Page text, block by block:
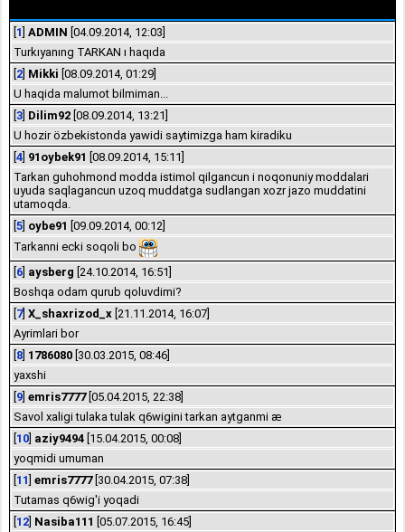
1 ADMIN [04.09.2014, 12:03]
Turkıyanıng TARKAN ı haqıda
2 Mikki [08.09.2014, 01:29]
U haqida malumot bilmiman...
3 Dilim92 [08.09.2014, 13:21]
U hozir özbekistonda yawidi saytimizga ham kiradiku
4 91oybek91 [08.09.2014, 15:11]
Tarkan guhohmond modda istimol qilgancun i noqonuniy moddalari
uyuda saqlagancun uzoq muddatga sudlangan xozr jazo muddatini
utamoqda.
5 oybe91 [09.09.2014, 00:12]
Tarkanni ecki soqoli bo
6 aysberg [24.10.2014, 16:51]
Boshqa odam qurub qoluvdimi?
7] X_shaxrizod_x [21.11.2014, 16:07]
Ayrimlari bor
8 1786080 [30.03.2015, 08:46]
yaxshi
9 emris7777[05.04.2015, 22:38]
Savol xaligi tulaka tulak q6wigini tarkan aytganmi æ
10 aziy9494 [15.04.2015, 00:08]
yoqmidi umuman
11 emris7777[30.04.2015, 07:38]
Tutamas q6wig'i yoqadi
12 Nasiba111 [05.07.2015, 16:45]